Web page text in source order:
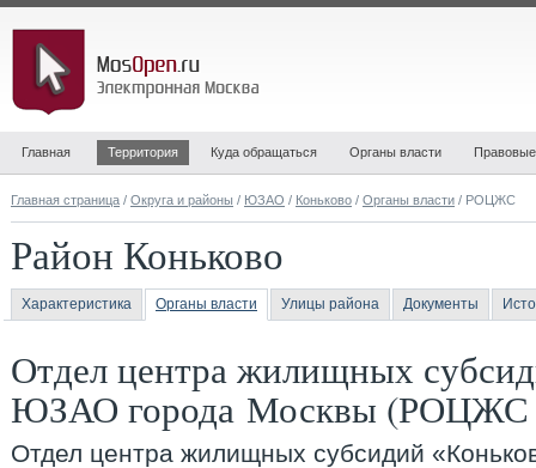
Главная Территория Куда обращаться Органы власти
Главная страница / Округа и районы / ЮЗАО / Коньково / Органы власти / РОЦЖС
Район Коньково
Характеристика Органы власти Улицы района Документы
Отдел центра жилищных
ЮЗАО города Москвы (РОЦЖС
Отдел центра жилищных субсидий